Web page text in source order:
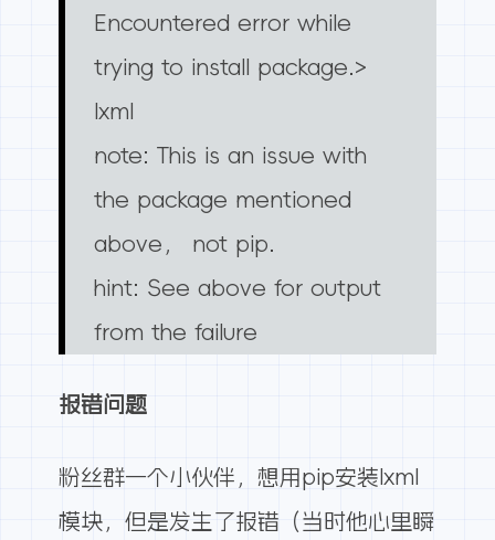
Encountered error while
trying to install package.>
lxml
note: This is an issue with
the package mentioned
above， not pip.
hint: See above for output
from the failure
报错问题
粉丝群一个小伙伴，想用pip安装lxml
模块，但是发生了报错（当时他心里瞬